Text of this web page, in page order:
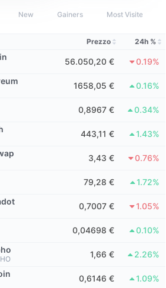
comunità
blockchain
e avidità
altcoin
di mercato
20 Index
100 Index
Competenze
New Gainers Most Visited
Prezzo 24h %
56.050,20 € 0.19%
1658,05 € 0.16%
0,8967 € 0.34%
443,11 € 1.43%
3,43 € 0.76%
79,28 € 1.72%
0,7007 € 1.05%
0,04698 € 0.10%
1,66 € 2.26%
0,6146 € 1.09%